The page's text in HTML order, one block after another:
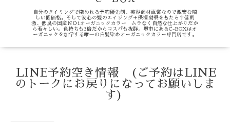
自分のタイミングで染めれる予約優先制、美容商材直営なので激安な嬉
しい低価格。そして安心の髪のエイジング＋保湿効果をもたらす低刺
激、低臭の国産ＮＯ1オーガニックカラー ムラなく自然な仕上がりだか
ら若々しい。色持ちも3倍だからコスパも抜群。堺市にあるC-BOXはオ
ーガニックを加学する唯一の白髪染めオーガニックカラー専門店です。
LINE予約空き情報 (ご予約はLINE
のトークにお戻りになってお願いしま
す)